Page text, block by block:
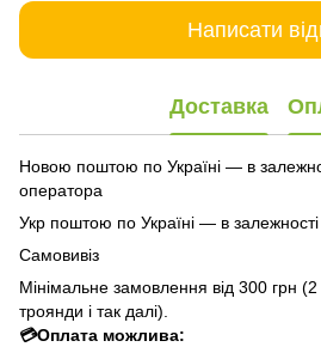
Написати
Доставка
Новою поштою по Україні — в
оператора
Укр поштою по Україні — в
Самовивіз
Мінімальне замовлення від 300 грн (2
троянди і так далі).
💳Оплата можлива: